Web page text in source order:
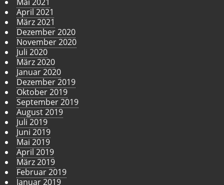
April 2021
März 2021
Dezember 2020
November 2020
Juli 2020
März 2020
Januar 2020
Dezember 2019
Oktober 2019
September 2019
August 2019
Juli 2019
Juni 2019
Mai 2019
April 2019
März 2019
Februar 2019
Januar 2019